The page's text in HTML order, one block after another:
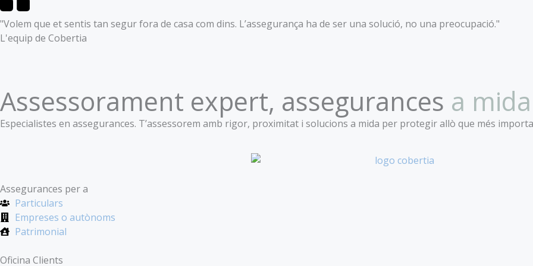
"Volem que et sentis tan segur fora de casa com dins. L’assegurança ha de ser una solució, no una preocupació."
L'equip de Cobertia
Assessorament expert, assegurances a mida
Especialistes en assegurances. T’assessorem amb rigor, proximitat i solucions a mida per protegir allò que més
Assegurances per a
Particulars
Empreses o autònoms
Patrimonial
Oficina Clients